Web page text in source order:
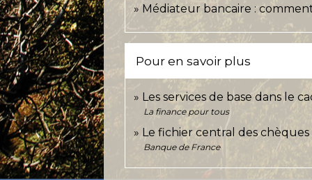
Médiateur bancaire :
Pour en savoir plus
Les services de base dans le
La finance pour tous
Le fichier central des chèques
Banque de France